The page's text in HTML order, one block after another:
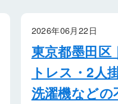
2026年06月22日
東京都墨田
トレス・2人
洗濯機などの